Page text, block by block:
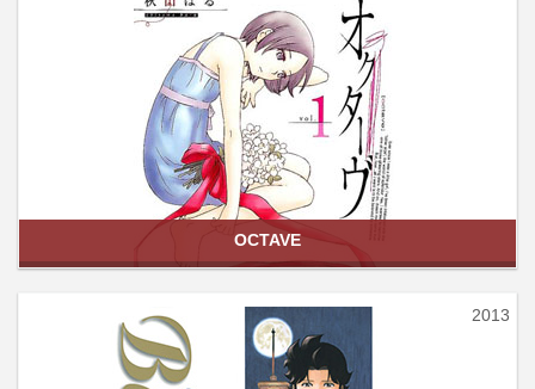
OCTAVE
2013